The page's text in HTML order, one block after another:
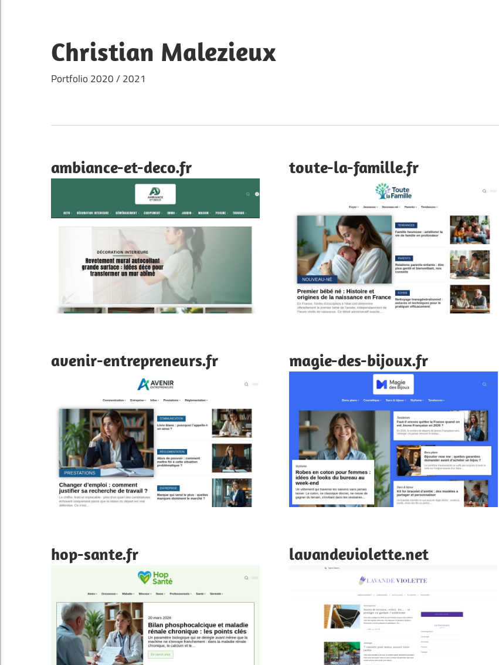
content
Christian Malezieux
Portfolio 2020 / 2021
ambiance-et-deco.fr toute-la-famille.fr
avenir-entrepreneurs.fr magie-des-bijoux.fr
hop-sante.fr lavandeviolette.net